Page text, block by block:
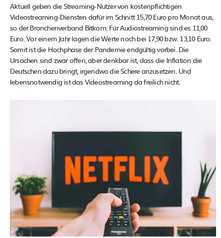
Aktuell geben die Streaming-Nutzer von kostenpflichtigen
Videostreaming-Diensten dafür im Schnitt 15,70 Euro pro Monat aus,
so der Branchenverband Bitkom. Für Audiostreaming sind es 11,00
Euro. Vor einem Jahr lagen die Werte noch bei 17,90 bzw. 13,10 Euro.
Somit ist die Hochphase der Pandemie endgültig vorbei. Die
Ursachen sind zwar offen, aber denkbar ist, dass die Inflation die
Deutschen dazu bringt, irgendwo die Schere anzusetzen. Und
lebensnotwendig ist das Videostreaming da freilich nicht.